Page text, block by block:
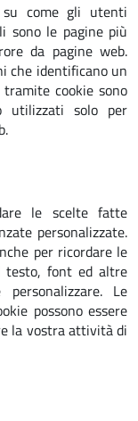
su come gli utenti
sono le pagine più
da pagine web.
che identificano un
cookie sono
utilizzati solo per
le scelte fatte
personalizzate.
per ricordare le
testo, font ed altre
Le
possono essere
la vostra attività di